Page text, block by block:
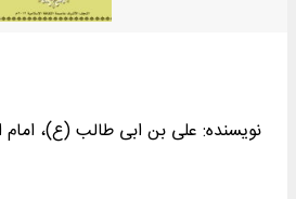
نویسنده: علی بن ابی طالب (ع)، امام